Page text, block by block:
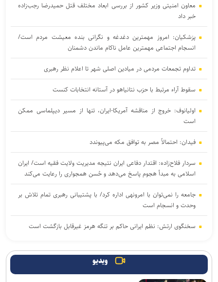
معاون امنیتی وزیر کشور از بررسی ابعاد مختلف قتل حمیدرضا رجب‌زاده
خبر داد
پزشکیان: امروز مهمترین دغدغه و نگرانی بنده معیشت مردم است/
انسجام اجتماعی مهمترین عامل ناکام ماندن دشمنان
تداوم تجمعات مردمی در میادین اصلی شهر تا اعلام نظر رهبری
سقوط آراء مرتبط با حزب نتانیاهو در آستانه انتخابات کنست
اولیانوف: خروج از مناقشه آمریکا-ایران، تنها از مسیر دیپلماسی ممکن
است
فیدان: احتمالاً مصر به توافق مکه می‌پیوندد
سردار فلاح‌زاده: اقتدار دفاعی ایران نتیجه مدیریت ولایت فقیه است/ ایران
اسلامی به مبدأ هجوم پاسخ می‌دهد و حُسن همجواری را رعایت می‌کند
جامعه را نمی‌توان با امرونهی اداره کرد/ با پشتیبانی رهبری تمام تلاش بر
وحدت و انسجام است
سخنگوی ارتش: نظم ایرانی حاکم بر تنگه هرمز غیرقابل بازگشت است
سخنگوی سپاه: تنگه هرمز به ابزار استراتژیک قدرت تبدیل شده است
ویدیو